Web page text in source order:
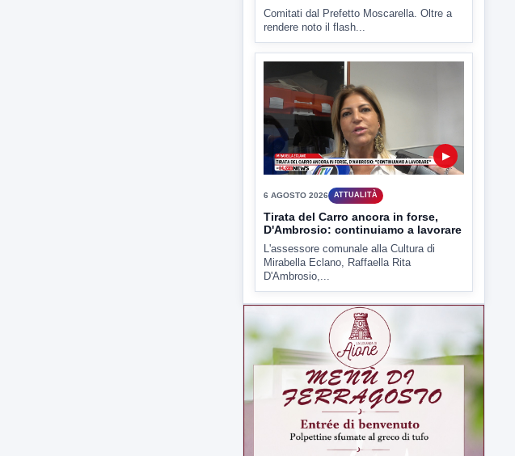
L'assessore comunale alla Cultura di
Mirabella Eclano, Raffaella Rita